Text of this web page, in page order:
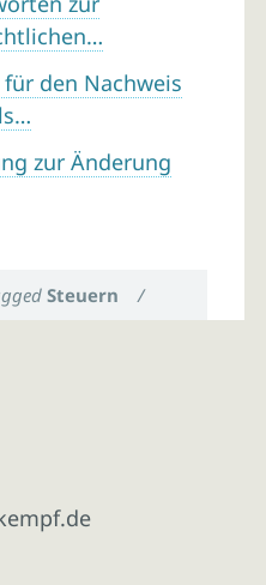
den Nachweis
zur Änderung
Steuern /